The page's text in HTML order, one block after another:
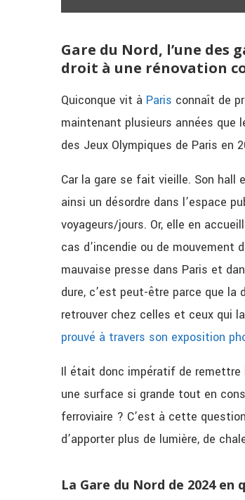
Gare du Nord, l’une des
droit à une rénovation
Quiconque vit à Paris connaît de
maintenant plusieurs années que
des Jeux Olympiques de Paris en
Car la gare se fait vieille. Son hall
ainsi un désordre dans l’espace
voyageurs/jours. Or, elle en
cas d’incendie ou de
mauvaise presse dans Paris et
dure, c’est peut-être parce que la
retrouver chez celles et ceux qui
prouvé à travers son exposition
Il était donc impératif de remettre
une surface si grande tout en
ferroviaire ? C’est à cette
d’apporter plus de lumière, de
La Gare du Nord de 2024 en